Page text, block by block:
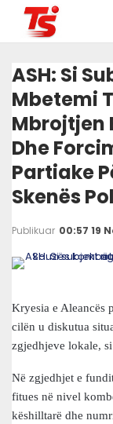
ASH: Si
Mbetemi
Mbrojtjen
Dhe
Partiake
Skenës
Publikuar 00:57 19
Kryesia e Aleancës
cilën u diskutua
zgjedhjeve lokale,
Në zgjedhjet e
fitues në nivel
këshilltarë dhe